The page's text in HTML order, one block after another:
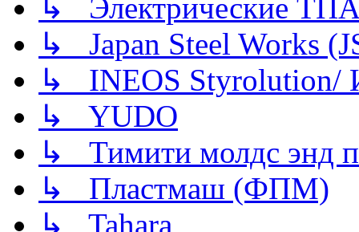
↳ Электрические
↳ Japan Steel Works
↳ INEOS
↳ YUDO
↳ Тимити молдс энд
↳ Пластмаш (ФПМ)
↳ Tahara